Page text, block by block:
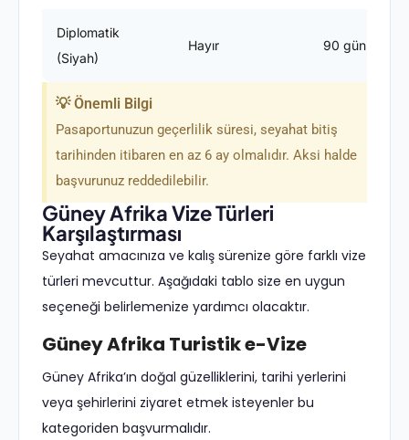
Diplomatik
(Siyah)
Hayır 90 gün
💡 Önemli Bilgi
Pasaportunuzun geçerlilik süresi, seyahat bitiş
tarihinden itibaren en az 6 ay olmalıdır. Aksi halde
başvurunuz reddedilebilir.
Güney Afrika Vize Türleri
Karşılaştırması
Seyahat amacınıza ve kalış sürenize göre farklı vize
türleri mevcuttur. Aşağıdaki tablo size en uygun
seçeneği belirlemenize yardımcı olacaktır.
Güney Afrika Turistik e-Vize
Güney Afrika’ın doğal güzelliklerini, tarihi yerlerini
veya şehirlerini ziyaret etmek isteyenler bu
kategoriden başvurmalıdır.